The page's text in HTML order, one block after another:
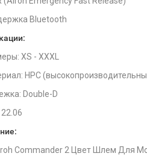
Bluetooth
XS - XXXL
HPC
Double-D
Commander 2 Цвет Шлем Для